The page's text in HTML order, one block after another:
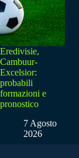
Eredivisie,
Cambuur-
Excelsior:
probabili
formazioni e
pronostico
7 Agosto
2026